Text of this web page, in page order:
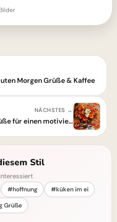
Morgen Grüße & Kaffee
NÄCHSTES →
Montag Morgen: Warme Grüße für einen motivierten Wochenstart im Herbst
Stil
#hoffnung
#küken im ei
Grüße